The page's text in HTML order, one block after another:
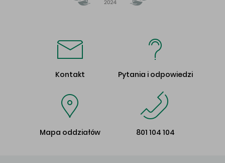
Kontakt Pytania i odpowiedzi
Mapa oddziałów 801 104 104